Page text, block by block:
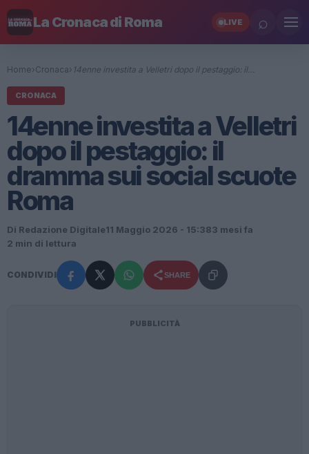
La Cronaca di Roma LIVE ⌕
Home› Cronaca› 14enne investita a Velletri dopo il pestaggio: il…
CRONACA
14enne investita a Velletri
dopo il pestaggio: il
dramma sui social scuote
Roma
Di Redazione Digitale11 Maggio 2026 - 15:383 mesi fa
2 min di lettura
CONDIVIDI SHARE
PUBBLICITÀ